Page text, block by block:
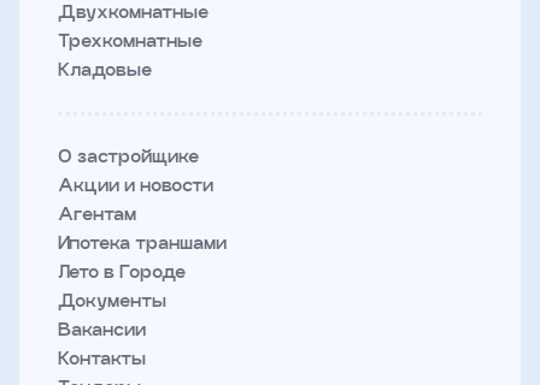
Двухкомнатные
Трехкомнатные
Кладовые
О застройщике
Акции и новости
Агентам
Ипотека траншами
Лето в Городе
Документы
Вакансии
Контакты